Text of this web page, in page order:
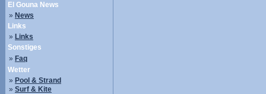
El Gouna News
» News
Links
» Links
Sonstiges
» Faq
Wetter
» Pool & Strand
» Surf & Kite